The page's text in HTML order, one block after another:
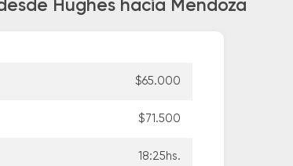
Hughes hacia Mendoza
$65.000
$71.500
18:25hs.